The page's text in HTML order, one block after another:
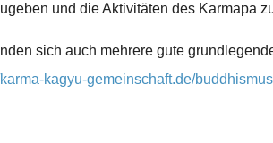
und die Aktivitäten des Karmapa
sich auch mehrere gute
kagyu-gemeinschaft.de/